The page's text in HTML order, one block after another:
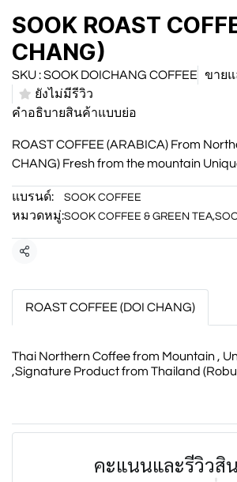
SOOK ROAST
CHANG)
SKU : SOOK DOICHANG COFFEE
ขาย
ยังไม่มีรีวิว
คำอธิบายสินค้าแบบย่อ
ROAST COFFEE (ARABICA) From
CHANG) Fresh from the mountain
แบรนด์: SOOK COFFEE
หมวดหมู่:SOOK COFFEE & GREEN TEA,
แชร์
ROAST COFFEE (DOI CHANG)
Thai Northern Coffee from Mountain ,
,Signature Product from Thailand
คะแนนและรีวิวสิ